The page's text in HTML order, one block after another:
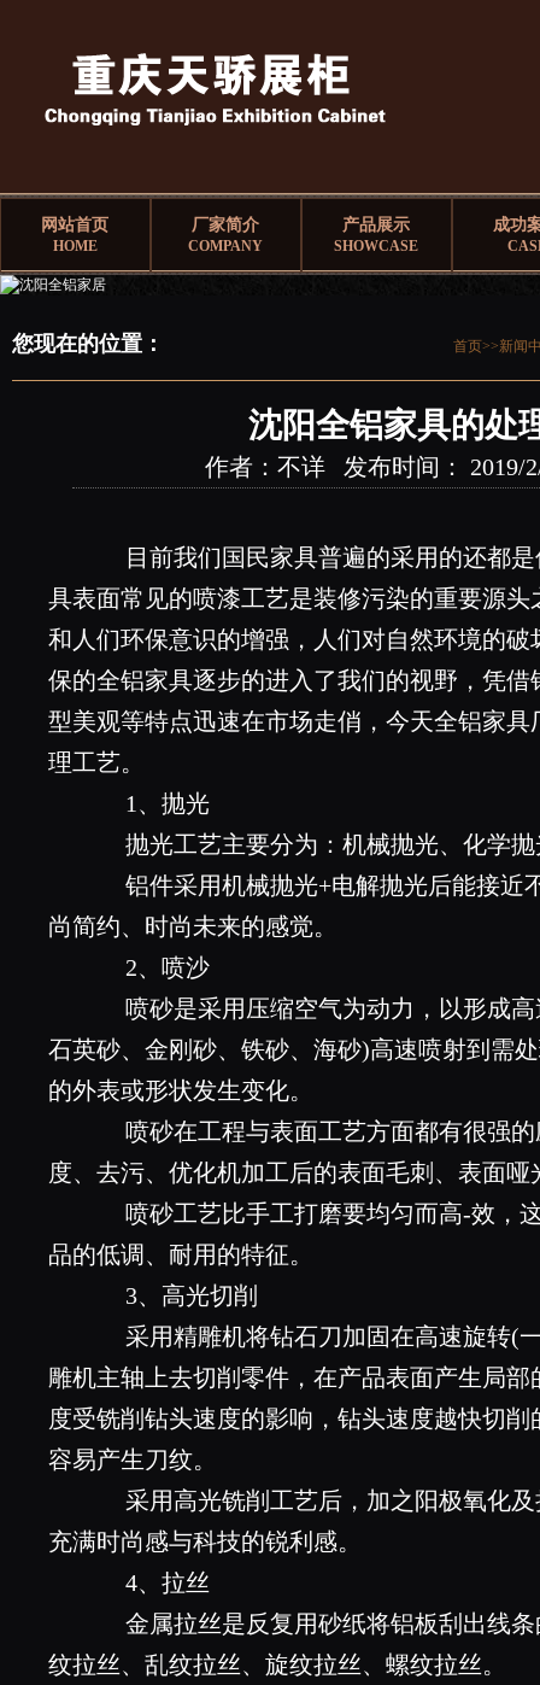
网站首页
HOME
厂家简介
COMPANY
产品展示
SHOWCASE
成功
您现在的位置： 首页>>新闻
沈阳全铝家具的处
作者：不详 发布时间： 2019/
目前我们国民家具普遍的采用的还都是
具表面常见的喷漆工艺是装修污染的重要源
和人们环保意识的增强，人们对自然环境的
保的全铝家具逐步的进入了我们的视野，凭
型美观等特点迅速在市场走俏，今天全铝家
理工艺。
1、抛光
抛光工艺主要分为：机械抛光、化学抛
铝件采用机械抛光+电解抛光后能接近
尚简约、时尚未来的感觉。
2、喷沙
喷砂是采用压缩空气为动力，以形成高
石英砂、金刚砂、铁砂、海砂)高速喷射到需
的外表或形状发生变化。
喷砂在工程与表面工艺方面都有很强的
度、去污、优化机加工后的表面毛刺、表面哑
喷砂工艺比手工打磨要均匀而高-效，
品的低调、耐用的特征。
3、高光切削
采用精雕机将钻石刀加固在高速旋转(一
雕机主轴上去切削零件，在产品表面产生局
度受铣削钻头速度的影响，钻头速度越快切
容易产生刀纹。
采用高光铣削工艺后，加之阳极氧化及
充满时尚感与科技的锐利感。
4、拉丝
金属拉丝是反复用砂纸将铝板刮出线条
纹拉丝、乱纹拉丝、旋纹拉丝、螺纹拉丝。